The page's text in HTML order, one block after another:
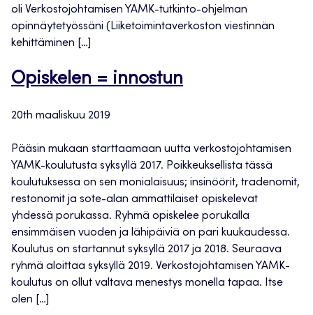
oli Verkostojohtamisen YAMK-tutkinto-ohjelman
opinnäytetyössäni (Liiketoimintaverkoston viestinnän
kehittäminen […]
Opiskelen = innostun
20th maaliskuu 2019
Pääsin mukaan starttaamaan uutta verkostojohtamisen
YAMK-koulutusta syksyllä 2017. Poikkeuksellista tässä
koulutuksessa on sen monialaisuus; insinöörit, tradenomit,
restonomit ja sote-alan ammattilaiset opiskelevat
yhdessä porukassa. Ryhmä opiskelee porukalla
ensimmäisen vuoden ja lähipäiviä on pari kuukaudessa.
Koulutus on startannut syksyllä 2017 ja 2018. Seuraava
ryhmä aloittaa syksyllä 2019. Verkostojohtamisen YAMK-
koulutus on ollut valtava menestys monella tapaa. Itse
olen […]